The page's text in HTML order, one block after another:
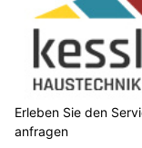
Erleben Sie den
anfragen